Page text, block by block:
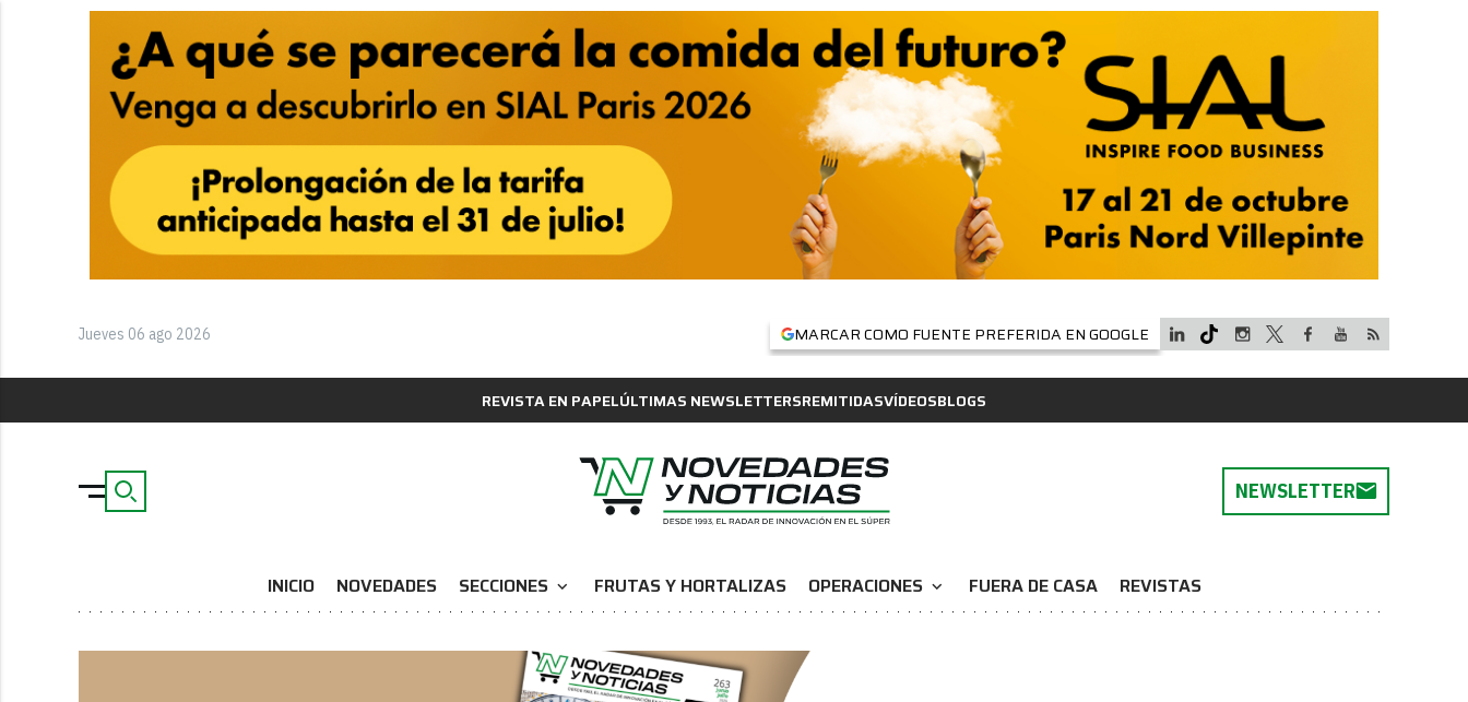
Jueves 06 ago 2026 MARCAR COMO FUENTE PREFERIDA EN GOOGLE
REVISTA EN PAPELÚLTIMAS NEWSLETTERSREMITIDASVÍDEOSBLOGS
NEWSLETTER
INICIO NOVEDADES SECCIONES expand_more FRUTAS Y HORTALIZAS OPERACIONES expand_more FUERA DE CASA REVISTAS